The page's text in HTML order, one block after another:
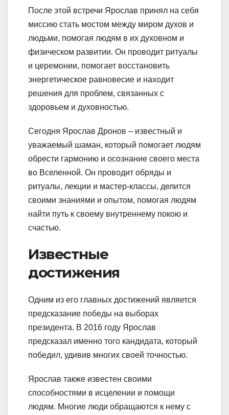
После этой встречи Ярослав принял на себя
миссию стать мостом между миром духов и
людьми, помогая людям в их духовном и
физическом развитии. Он проводит ритуалы
и церемонии, помогает восстановить
энергетическое равновесие и находит
решения для проблем, связанных с
здоровьем и духовностью.
Сегодня Ярослав Дронов – известный и
уважаемый шаман, который помогает людям
обрести гармонию и осознание своего места
во Вселенной. Он проводит обряды и
ритуалы, лекции и мастер-классы, делится
своими знаниями и опытом, помогая людям
найти путь к своему внутреннему покою и
счастью.
Известные
достижения
Одним из его главных достижений является
предсказание победы на выборах
президента. В 2016 году Ярослав
предсказал именно того кандидата, который
победил, удивив многих своей точностью.
Ярослав также известен своими
способностями в исцелении и помощи
людям. Многие люди обращаются к нему с